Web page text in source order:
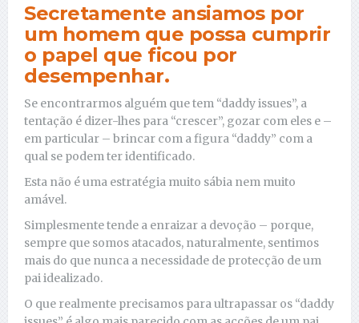
Secretamente ansiamos por
um homem que possa cumprir
o papel que ficou por
desempenhar.
Se encontrarmos alguém que tem “daddy issues”, a
tentação é dizer-lhes para “crescer”, gozar com eles e –
em particular – brincar com a figura “daddy” com a
qual se podem ter identificado.
Esta não é uma estratégia muito sábia nem muito
amável.
Simplesmente tende a enraizar a devoção – porque,
sempre que somos atacados, naturalmente, sentimos
mais do que nunca a necessidade de protecção de um
pai idealizado.
O que realmente precisamos para ultrapassar os “daddy